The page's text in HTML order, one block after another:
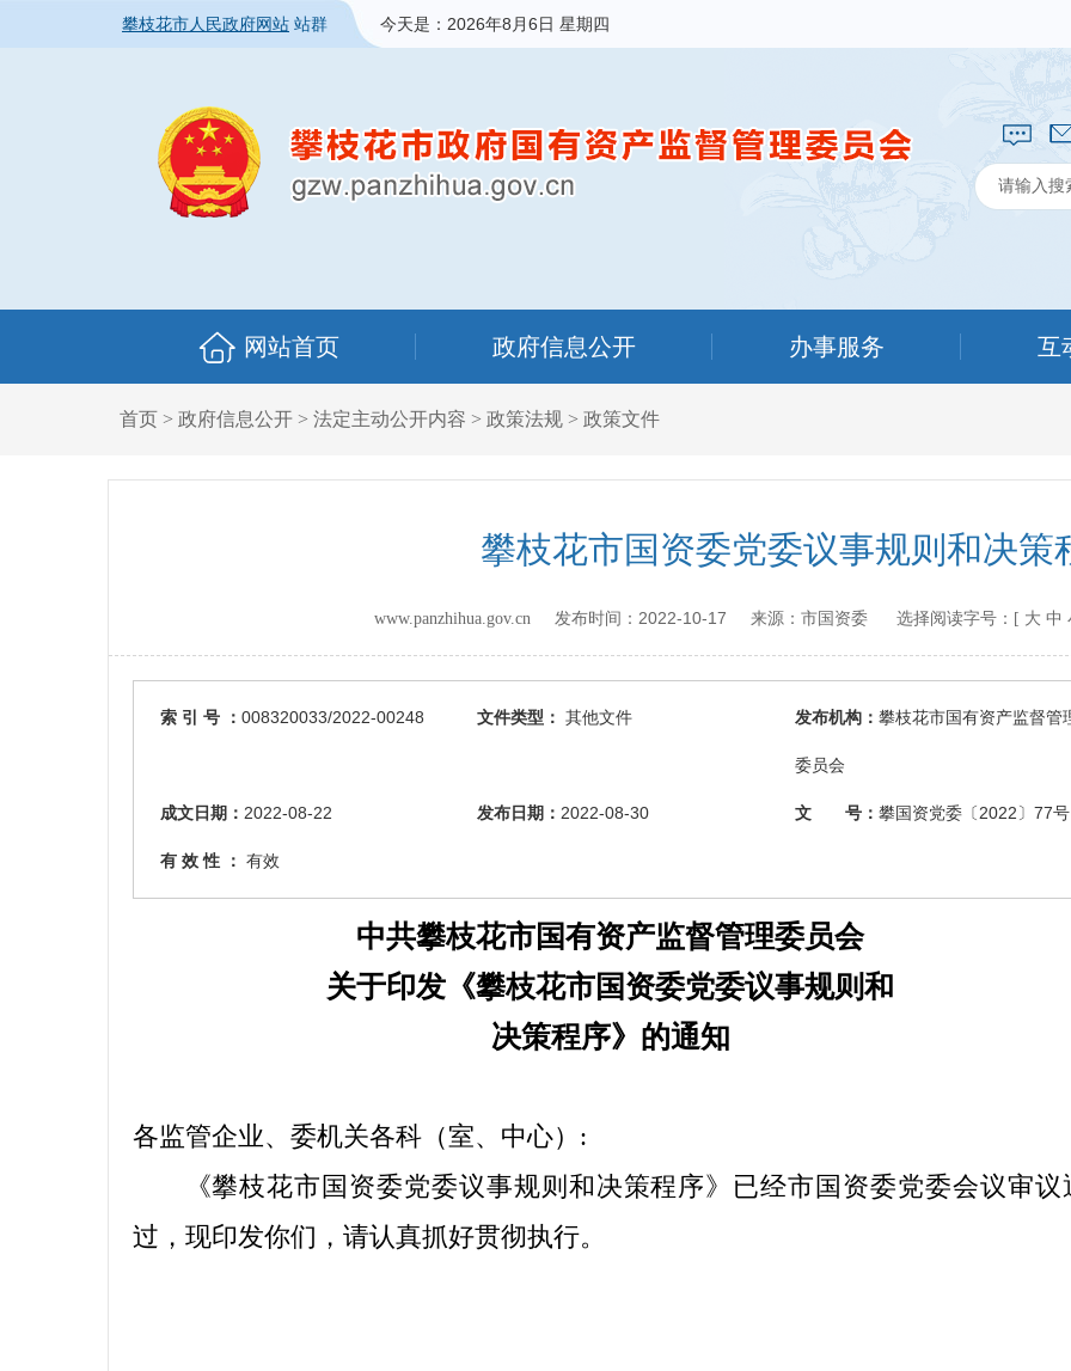
攀枝花市人民政府网站 站群 今天是： 2026年8月6日 星期四
网站首页 政府信息公开 办事服务 互
首页> 政府信息公开> 法定主动公开内容 > 政策法规> 政策文件
攀枝花市国资委党委议事规则和决策
www.panzhihua.gov.cn 发布时间： 2022-10-17 来源： 市国资委 选择阅读字号：[ 大 中
索 引 号 ： 008320033/2022-00248 文件类型： 其他文件 发布机构： 攀枝花市国有资产监督管
委员会
成文日期： 2022-08-22 发布日期： 2022-08-30 文 号： 攀国资党委〔2022〕77号
有 效 性 ： 有效
中共攀枝花市国有资产监督管理委员会
关于印发《攀枝花市国资委党委议事规则和
决策程序》的通知
各监管企业、委机关各科（室、中心）:
《攀枝花市国资委党委议事规则和决策程序》已经市国资委党委会议审议
过，现印发你们，请认真抓好贯彻执行。